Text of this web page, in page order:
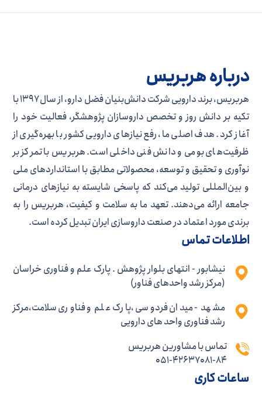
درباره هربریس
هربریس، برند دارویی شرکت دانش‌بنیان فضل دارو، از سال ۱۳۹۷ با
تکیه بر دانش روز و تخصص داروسازان پژوهشگر، فعالیت خود را
آغاز کرد. هدف اصلی ما، رفع نیازهای دارویی کشور با بهره‌گیری از
ظرفیت‌های بومی و دانش فنی داخلی است. هربریس با تمرکز بر
نوآوری و تحقیق و توسعه، محصولاتی مطابق با استانداردهای ملی
و بین‌المللی تولید می‌کند که پاسخی شایسته به نیازهای درمانی
جامعه ارائه می‌دهند. تعهد ما به سلامت و کیفیت، هربریس را به
برندی مورد اعتماد در صنعت داروسازی ایران تبدیل کرده است.
اطلاعات تماس
نیشابور - انتهای بلوار پژوهش . پارک علم و فناوری خراسان
(مرکز رشد واحدهای فناور)
مشهد - میدان فردوسی ،پارک علم و فناوری سلامت،مرکز
رشد فناوری واحد های دارویی
تماس با مشاورین هربریس
051-42637081-84
ساعات کاری